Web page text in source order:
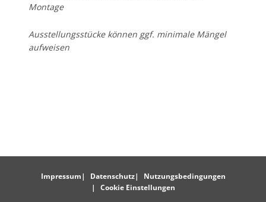
Montage
Ausstellungsstücke können ggf. minimale Mängel
aufweisen
Impressum Datenschutz
Nutzungsbedingungen
Cookie Einstellungen